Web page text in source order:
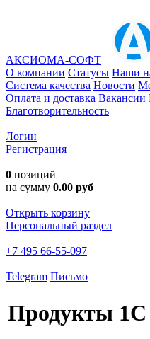
АКСИОМА-СОФТ
О компании Статусы Наши
Система качества Новости
Оплата и доставка Вакансии
Благотворительность
Логин
Регистрация
0 позиций
на сумму 0.00 руб
Открыть корзину
Персональный раздел
+7 495 66-55-097
Telegram Письмо
Продукты 1C